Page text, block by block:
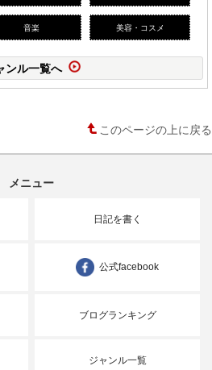
音楽 美容・コスメ
ンル一覧へ
このページの上に戻る
メニュー
日記を書く
公式facebook
ブログランキング
ジャンル一覧